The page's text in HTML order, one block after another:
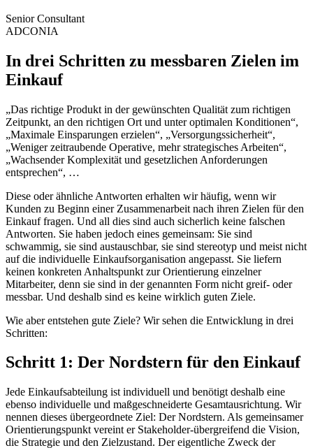
Senior Consultant
ADCONIA
In drei Schritten zu messbaren Zielen im
Einkauf
„Das richtige Produkt in der gewünschten Qualität zum richtigen
Zeitpunkt, an den richtigen Ort und unter optimalen Konditionen“,
„Maximale Einsparungen erzielen“, „Versorgungssicherheit“,
„Weniger zeitraubende Operative, mehr strategisches Arbeiten“,
„Wachsender Komplexität und gesetzlichen Anforderungen
entsprechen“, …
Diese oder ähnliche Antworten erhalten wir häufig, wenn wir
Kunden zu Beginn einer Zusammenarbeit nach ihren Zielen für den
Einkauf fragen. Und all dies sind auch sicherlich keine falschen
Antworten. Sie haben jedoch eines gemeinsam: Sie sind
schwammig, sie sind austauschbar, sie sind stereotyp und meist nicht
auf die individuelle Einkaufsorganisation angepasst. Sie liefern
keinen konkreten Anhaltspunkt zur Orientierung einzelner
Mitarbeiter, denn sie sind in der genannten Form nicht greif- oder
messbar. Und deshalb sind es keine wirklich guten Ziele.
Wie aber entstehen gute Ziele? Wir sehen die Entwicklung in drei
Schritten:
Schritt 1: Der Nordstern für den Einkauf
Jede Einkaufsabteilung ist individuell und benötigt deshalb eine
ebenso individuelle und maßgeschneiderte Gesamtausrichtung. Wir
nennen dieses übergeordnete Ziel: Der Nordstern. Als gemeinsamer
Orientierungspunkt vereint er Stakeholder-übergreifend die Vision,
die Strategie und den Zielzustand. Der eigentliche Zweck der